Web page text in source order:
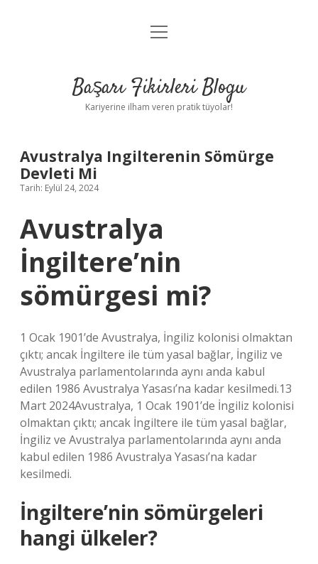
Anasayfa
Yasal Uyarı
menüyü
Başarı Fikirleri Blogu
Kariyerine ilham veren pratik tüyolar!
Avustralya Ingilterenin Sömürge
Devleti Mi
Tarih: Eylül 24, 2024
Avustralya
İngiltere’nin
sömürgesi mi?
1 Ocak 1901’de Avustralya, İngiliz kolonisi olmaktan
çıktı; ancak İngiltere ile tüm yasal bağlar, İngiliz ve
Avustralya parlamentolarında aynı anda kabul
edilen 1986 Avustralya Yasası’na kadar kesilmedi.13
Mart 2024Avustralya, 1 Ocak 1901’de İngiliz kolonisi
olmaktan çıktı; ancak İngiltere ile tüm yasal bağlar,
İngiliz ve Avustralya parlamentolarında aynı anda
kabul edilen 1986 Avustralya Yasası’na kadar
kesilmedi.
İngiltere’nin sömürgeleri
hangi ülkeler?